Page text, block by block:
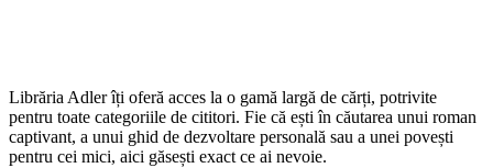
Librăria Adler îți oferă acces la o gamă largă de cărți, potrivite
pentru toate categoriile de cititori. Fie că ești în căutarea unui roman
captivant, a unui ghid de dezvoltare personală sau a unei povești
pentru cei mici, aici găsești exact ce ai nevoie.